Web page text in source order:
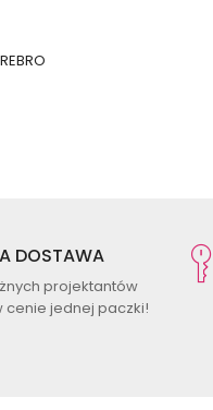
DOSTAWA
projektantów
cenie jednej paczki!